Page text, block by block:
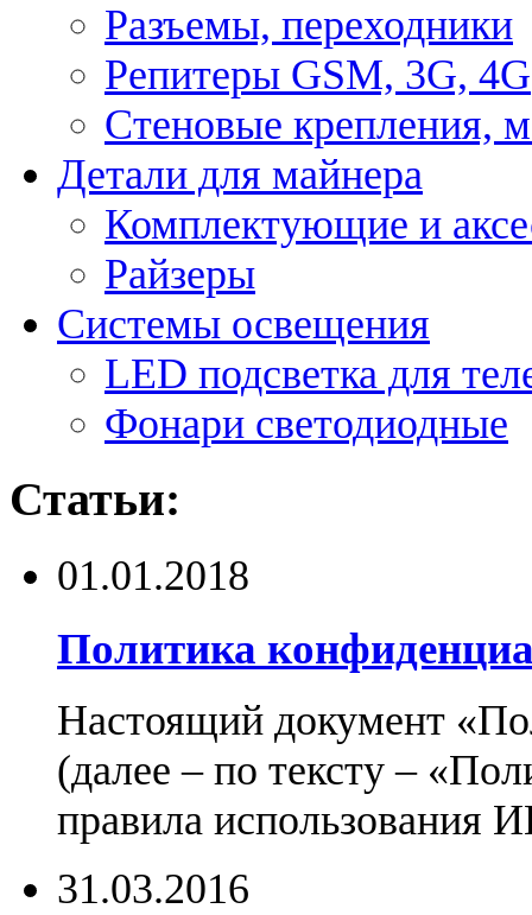
Разъемы, переходники
Репитеры GSM, 3G, 4G
Стеновые крепления,
Детали для майнера
Комплектующие и
Райзеры
Системы освещения
LED подсветка для
Фонари светодиодные
Статьи:
01.01.2018
Политика
Настоящий документ
(далее – по тексту –
правила использования
31.03.2016